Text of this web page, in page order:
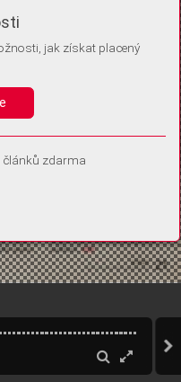
vašeho zařízení, abychom se
později upravit ve Správě
jak získat placený
článků zdarma